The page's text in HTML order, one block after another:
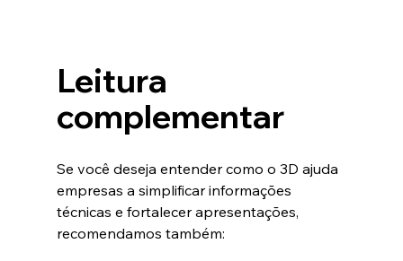
Leitura
complementar
Se você deseja entender como o 3D ajuda
empresas a simplificar informações
técnicas e fortalecer apresentações,
recomendamos também: